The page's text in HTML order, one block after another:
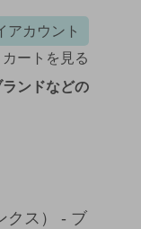
アカウント
カートを見る
ンドなどの
クス） - ブ